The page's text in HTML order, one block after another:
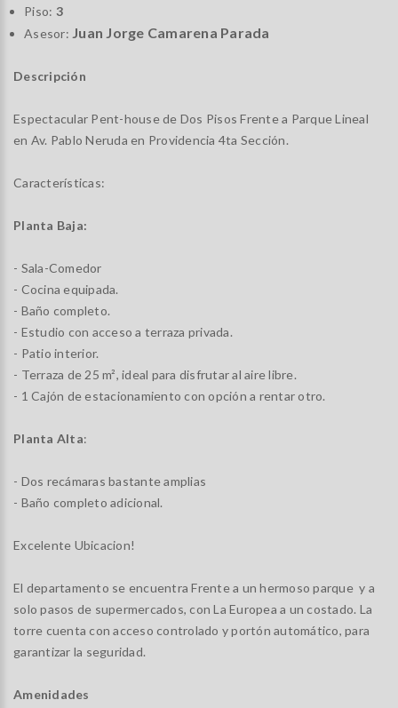
Piso: 3
Asesor: Juan Jorge Camarena Parada
Descripción
Espectacular Pent-house de Dos Pisos Frente a Parque Lineal
en Av. Pablo Neruda en Providencia 4ta Sección.
Características:
Planta Baja:
- Sala-Comedor
- Cocina equipada.
- Baño completo.
- Estudio con acceso a terraza privada.
- Patio interior.
- Terraza de 25 m², ideal para disfrutar al aire libre.
- 1 Cajón de estacionamiento con opción a rentar otro.
Planta Alta:
- Dos recámaras bastante amplias
- Baño completo adicional.
Excelente Ubicacion!
El departamento se encuentra Frente a un hermoso parque y a
solo pasos de supermercados, con La Europea a un costado. La
torre cuenta con acceso controlado y portón automático, para
garantizar la seguridad.
Amenidades